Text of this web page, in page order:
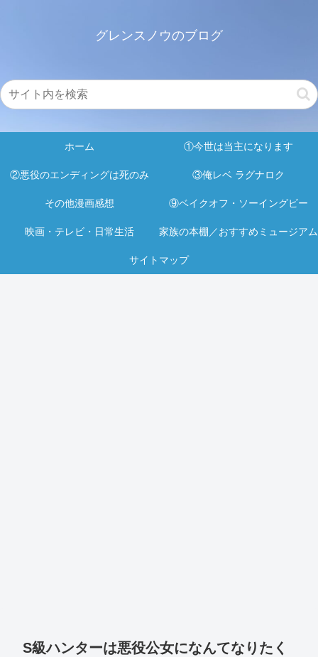
グレンスノウのブログ
ホーム ①今世は当主になります
②悪役のエンディングは死のみ ③俺レベ ラグナロク
その他漫画感想 ⑨ベイクオフ・ソーイングビー
映画・テレビ・日常生活 家族の本棚／おすすめミュージアム
サイトマップ
S級ハンターは悪役公女になんてなりたく